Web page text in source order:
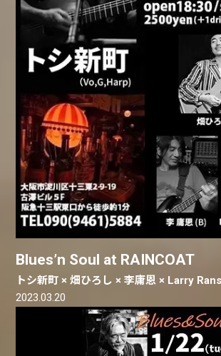
Blues’n Soul at RAINCOAT
トシ新町 × 畑ひろし × 李庸恩 × Larry
2023.03.20